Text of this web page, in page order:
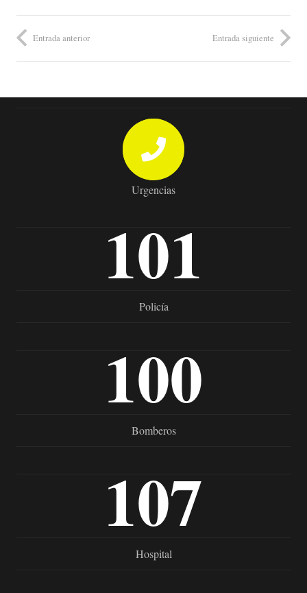
Entrada anterior Entrada siguiente
Urgencias
101
Policía
100
Bomberos
107
Hospital